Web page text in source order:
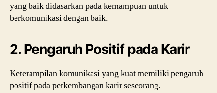
yang baik didasarkan pada kemampuan untuk
berkomunikasi dengan baik.
2. Pengaruh Positif pada Karir
Keterampilan komunikasi yang kuat memiliki pengaruh
positif pada perkembangan karir seseorang.